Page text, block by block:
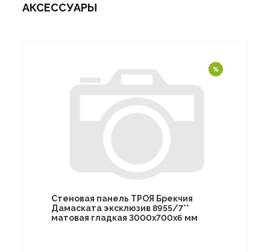
АКСЕССУАРЫ
Стеновая панель ТРОЯ Брекчия
Дамаската эксклюзив 8955/7**
матовая гладкая 3000х700х6 мм